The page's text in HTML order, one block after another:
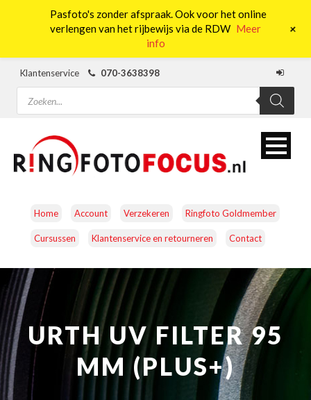
Klantenservice
070-3638398
Producten
zoeken
Home Account Verzekeren Ringfoto Goldmember
Cursussen Klantenservice en retourneren Contact
CAMERA’S OBJECTIEVEN ACCESSOIRES
NATUUROBSERVATIE MEDIA EN ENERGIE
STUDIOFOTOGRAFIE OCCASIONS
URTH UV FILTER 95
MM (PLUS+)
Pasfoto's zonder afspraak. Ook voor het online
verlengen van het rijbewijs via de RDW Meer
info
+